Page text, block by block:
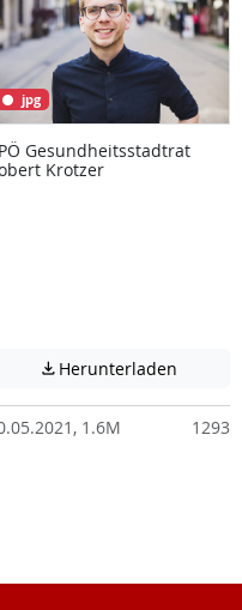
Datei enthält unter
jpg
Gesundheitsstadtrat
Krotzer
 Herunterladen
1.6M 1293